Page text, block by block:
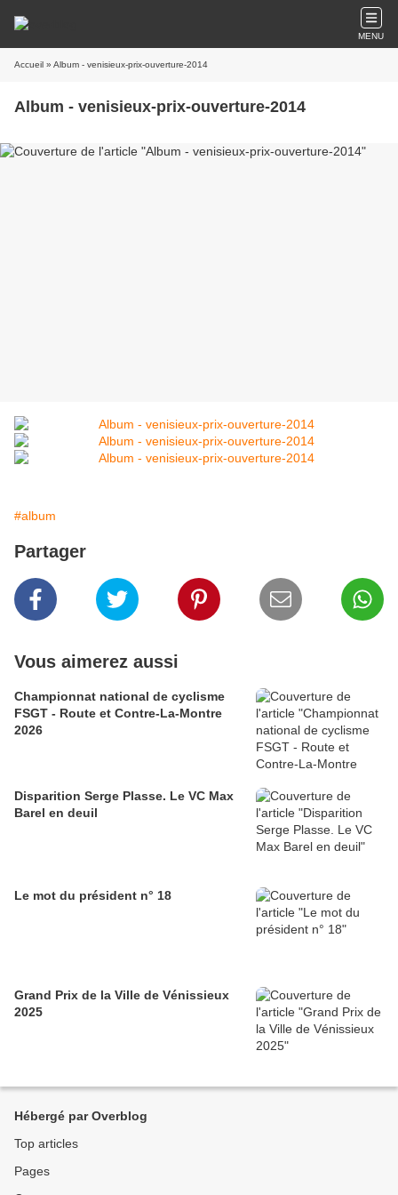
MENU
Accueil » Album - venisieux-prix-ouverture-2014
Album - venisieux-prix-ouverture-2014
#album
Partager
Vous aimerez aussi
Championnat national de cyclisme
FSGT - Route et Contre-La-Montre
2026
Disparition Serge Plasse. Le VC Max
Barel en deuil
Le mot du président n° 18
Grand Prix de la Ville de Vénissieux
2025
Hébergé par Overblog
Top articles
Pages